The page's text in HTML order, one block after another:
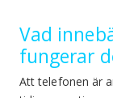
Vad
fungerar
Att telefonen är